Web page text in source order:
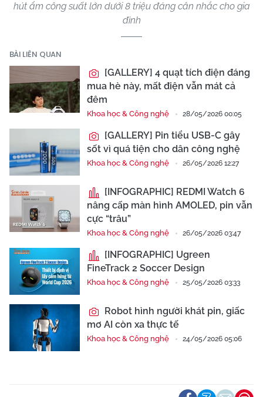
hút ẩm công suất lớn dưới 8 triệu đáng cân nhắc cho gia
đình
BÀI LIÊN QUAN
[GALLERY] 4 quạt tích điện đáng
mua hè này, mất điện vẫn mát cả
đêm
Khoa học & Công nghệ 28/05/2026 00:05
[GALLERY] Pin tiểu USB-C gây
sốt vì quá tiện cho dân công nghệ
Khoa học & Công nghệ 26/05/2026 12:27
[INFOGRAPHIC] REDMI Watch 6
nâng cấp màn hình AMOLED, pin vẫn
cực “trâu”
Khoa học & Công nghệ 26/05/2026 03:47
[INFOGRAPHIC] Ugreen
FineTrack 2 Soccer Design
Khoa học & Công nghệ 25/05/2026 03:33
Robot hình người khát pin, giấc
mơ AI còn xa thực tế
Khoa học & Công nghệ 24/05/2026 05:06